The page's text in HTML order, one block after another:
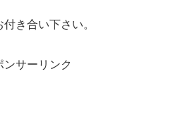
き合い下さい。
ンサーリンク